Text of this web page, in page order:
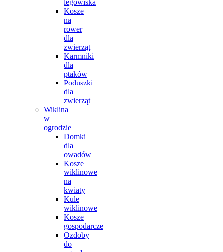
legowiska
Kosze
na
rower
dla
zwierząt
Karmniki
dla
ptaków
Poduszki
dla
zwierząt
Wiklina
w
ogrodzie
Domki
dla
owadów
Kosze
wiklinowe
na
kwiaty
Kule
wiklinowe
Kosze
gospodarcze
Ozdoby
do